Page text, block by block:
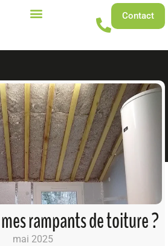
Contact
rampants de toiture ?
mai 2025